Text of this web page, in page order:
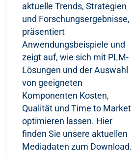
aktuelle Trends, Strategien
und Forschungsergebnisse,
präsentiert
Anwendungsbeispiele und
zeigt auf, wie sich mit PLM-
Lösungen und der Auswahl
von geeigneten
Komponenten Kosten,
Qualität und Time to Market
optimieren lassen. Hier
finden Sie unsere aktuellen
Mediadaten zum Download.